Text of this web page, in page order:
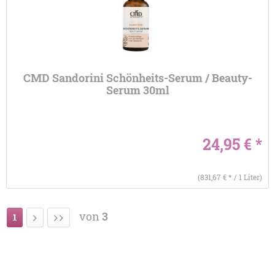
CMD Sandorini Schönheits-Serum / Beauty-
Serum 30ml
24,95 € *
(831,67 € * / 1 Liter)
1 von3